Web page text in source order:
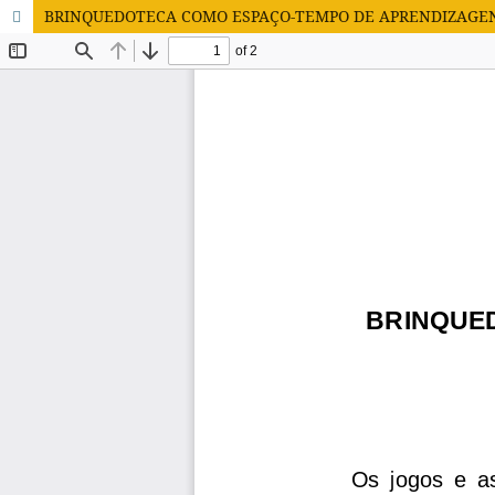
BRINQUEDOTECA COMO ESPAÇO-TEMPO DE